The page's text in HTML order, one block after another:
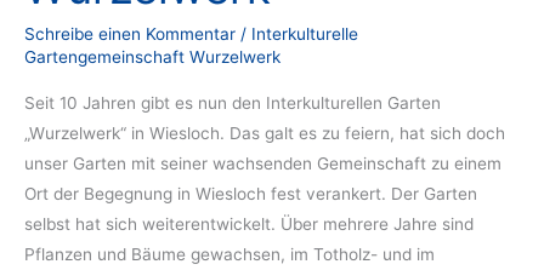
Schreibe einen Kommentar / Interkulturelle
Gartengemeinschaft Wurzelwerk
Seit 10 Jahren gibt es nun den Interkulturellen Garten
„Wurzelwerk“ in Wiesloch. Das galt es zu feiern, hat sich doch
unser Garten mit seiner wachsenden Gemeinschaft zu einem
Ort der Begegnung in Wiesloch fest verankert. Der Garten
selbst hat sich weiterentwickelt. Über mehrere Jahre sind
Pflanzen und Bäume gewachsen, im Totholz- und im